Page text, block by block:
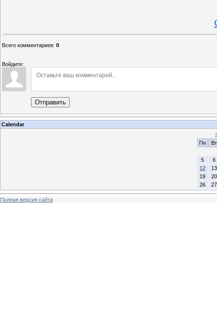
Всего комментариев: 0
Войдите:
Отправить
Calendar
Пн
Вт
5
6
12
13
19
20
26
27
Полная версия сайта